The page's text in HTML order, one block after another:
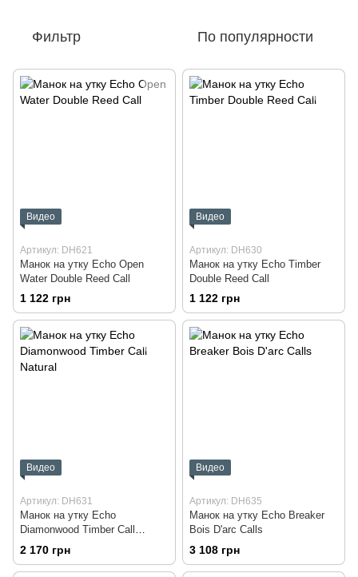
Фильтр По популярности
Видео
Артикул: DH621
Манок на утку Echo Open
Water Double Reed Call
1 122 грн
Видео
Артикул: DH630
Манок на утку Echo Timber
Double Reed Call
1 122 грн
Видео
Артикул: DH631
Манок на утку Echo
Diamonwood Timber Call
Natural
2 170 грн
Видео
Артикул: DH635
Манок на утку Echo Breaker
Bois D'arc Calls
3 108 грн